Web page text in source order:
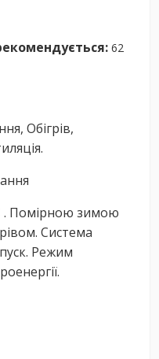
62
Обігрів,
. Помірною зимою
Система
Режим